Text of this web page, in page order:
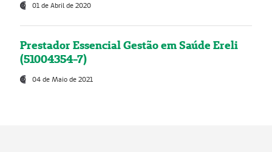
01 de Abril de 2020
Prestador Essencial Gestão em Saúde Ereli
(51004354-7)
04 de Maio de 2021